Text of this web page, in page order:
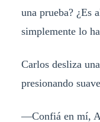
una prueba? ¿Es
simplemente lo
Carlos desliza
presionando
—Confiá en mí,